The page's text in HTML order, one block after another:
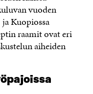
vuoden
Kuopiossa
raamit ovat eri
aiheiden